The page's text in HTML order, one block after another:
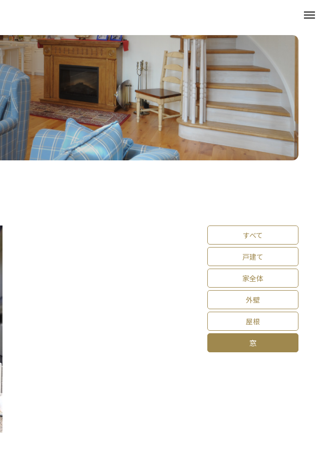
末年始・夏季休暇 すべて
戸建て
家全体
外壁
屋根
窓